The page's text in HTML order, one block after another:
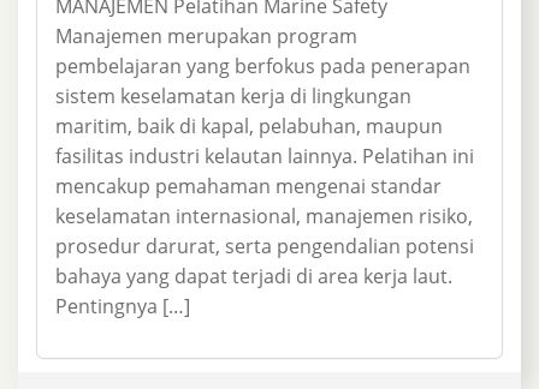
MANAJEMEN Pelatihan Marine Safety
Manajemen merupakan program
pembelajaran yang berfokus pada penerapan
sistem keselamatan kerja di lingkungan
maritim, baik di kapal, pelabuhan, maupun
fasilitas industri kelautan lainnya. Pelatihan ini
mencakup pemahaman mengenai standar
keselamatan internasional, manajemen risiko,
prosedur darurat, serta pengendalian potensi
bahaya yang dapat terjadi di area kerja laut.
Pentingnya […]